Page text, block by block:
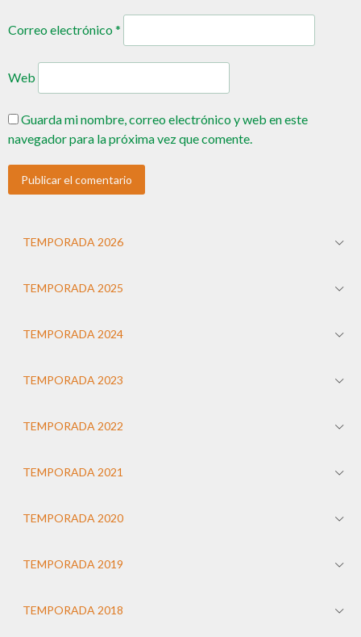
Correo electrónico*
Web
Guarda mi nombre, correo electrónico y web en este
navegador para la próxima vez que comente.
TEMPORADA 2026
TEMPORADA 2025
TEMPORADA 2024
TEMPORADA 2023
TEMPORADA 2022
TEMPORADA 2021
TEMPORADA 2020
TEMPORADA 2019
TEMPORADA 2018